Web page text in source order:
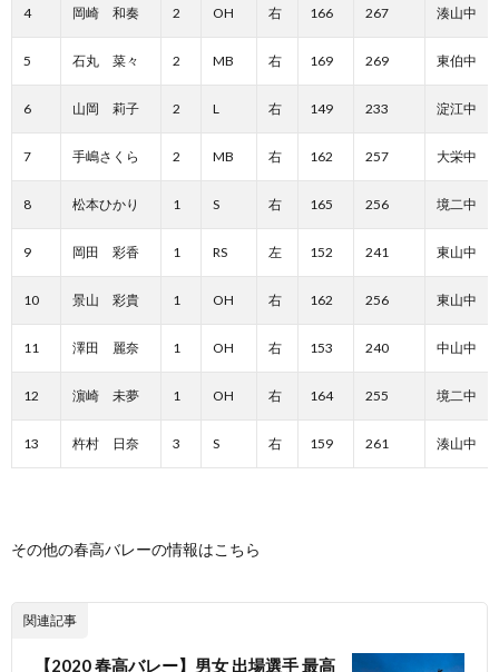
4 岡崎 和奏 2 OH 右 166 267 湊山中
5 石丸 菜々 2 MB 右 169 269 東伯中
6 山岡 莉子 2 L 右 149 233 淀江中
7 手嶋さくら 2 MB 右 162 257 大栄中
8 松本ひかり 1 S 右 165 256 境二中
9 岡田 彩香 1 RS 左 152 241 東山中
10 景山 彩貴 1 OH 右 162 256 東山中
11 澤田 麗奈 1 OH 右 153 240 中山中
12 濵崎 未夢 1 OH 右 164 255 境二中
13 杵村 日奈 3 S 右 159 261 湊山中
その他の春高バレーの情報はこちら
関連記事
【2020 春高バレー】男女 出場選手 最高